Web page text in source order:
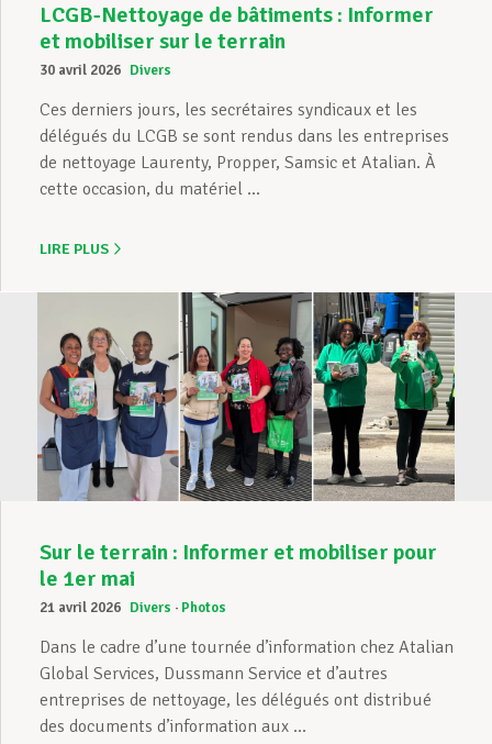
LCGB-Nettoyage de bâtiments : Informer
et mobiliser sur le terrain
30 avril 2026 Divers
Ces derniers jours, les secrétaires syndicaux et les
délégués du LCGB se sont rendus dans les entreprises
de nettoyage Laurenty, Propper, Samsic et Atalian. À
cette occasion, du matériel ...
LIRE PLUS
Sur le terrain : Informer et mobiliser pour
le 1er mai
21 avril 2026 Divers Photos
Dans le cadre d’une tournée d’information chez Atalian
Global Services, Dussmann Service et d’autres
entreprises de nettoyage, les délégués ont distribué
des documents d’information aux ...